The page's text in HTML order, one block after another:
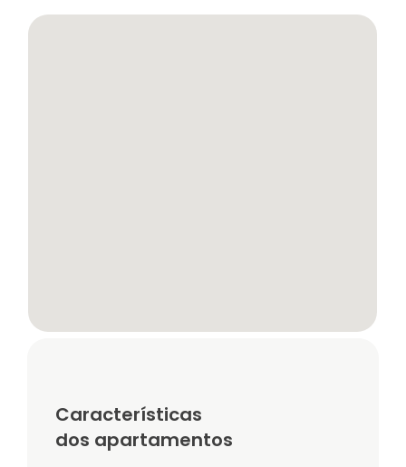
Características
dos apartamentos